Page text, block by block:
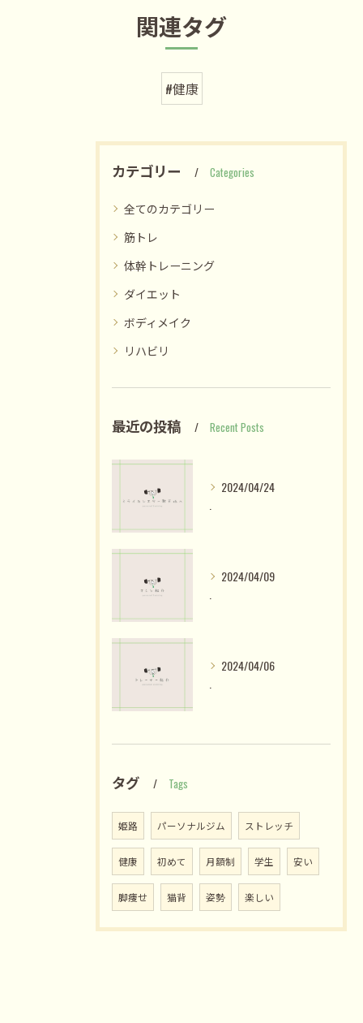
関連タグ
#健康
カテゴリー Categories
全てのカテゴリー
筋トレ
体幹トレーニング
ダイエット
ボディメイク
リハビリ
最近の投稿 Recent Posts
2024/04/24
2024/04/09
2024/04/06
タグ Tags
姫路 パーソナルジム ストレッチ
健康 初めて 月額制 学生 安い
脚痩せ 猫背 姿勢 楽しい